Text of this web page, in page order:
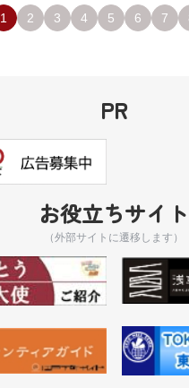
1 2 3 4 5 6 7
PR
お役立ちサイト
（外部サイトに遷移します）